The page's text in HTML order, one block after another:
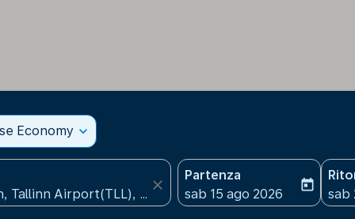
Economy expand_more
close
Partenza
fc-booking-departure-
sab 15 ago 2026
today
fc-
sab